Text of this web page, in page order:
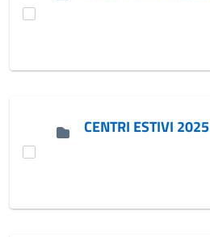
CENTRI ESTIVI 2025